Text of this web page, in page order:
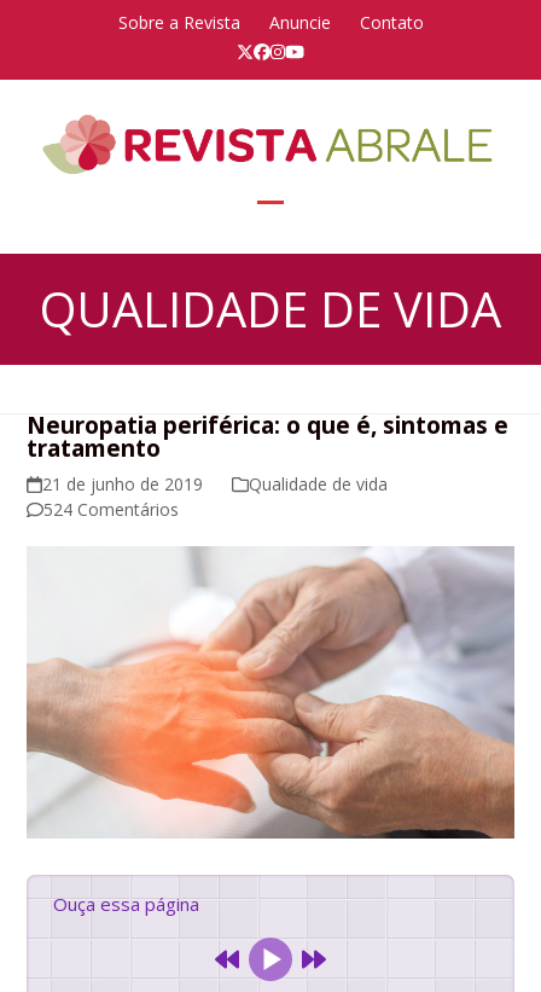
Sobre a Revista Anuncie
Contato
Twitter
Facebook
Instagram
YouTube
menu
menu
QUALIDADE DE VIDA
Neuropatia periférica: o que é, sintomas e
tratamento
21 de junho de 2019
Qualidade de vida
524 Comentários
Ouça essa página